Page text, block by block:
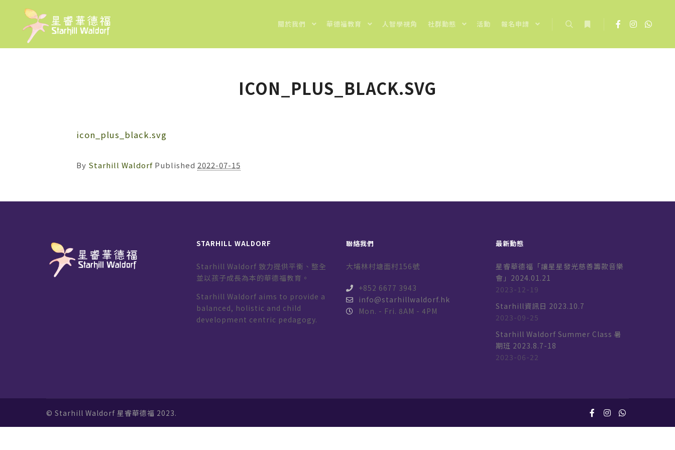
關於我們 華德福教育 人智學視角 社群動態 活動 報名申請
ICON_PLUS_BLACK.SVG
icon_plus_black.svg
By Starhill Waldorf Published 2022-07-15
STARHILL WALDORF
Starhill Waldorf 致力提供平衡、整全
並以孩子成長為本的華德福教育。
Starhill Waldorf aims to provide a
balanced, holistic and child
development centric pedagogy.
聯絡我們
大埔林村塘面村156號
+852 6677 3943
info@starhillwaldorf.hk
Mon. - Fri. 8AM - 4PM
最新動態
星睿華德福「讓星星發光慈善籌款音樂
會」2024.01.21
2023-12-19
Starhill資訊日 2023.10.7
2023-09-25
Starhill Waldorf Summer Class 暑
期班 2023.8.7-18
2023-06-22
© Starhill Waldorf 星睿華德福 2023.